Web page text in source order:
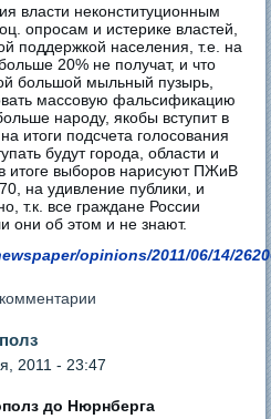
власти неконституционным
опросам и истерике властей,
поддержкой населения, т.е. на
20% не получат, и что
большой мыльный пузырь,
массовую фальсификацию
народу, якобы вступит в
итоги подсчета голосования
будут города, области и
выборов нарисуют ПЖиВ
на удивление публики, и
т.к. все граждане России
они об этом и не знают.
opinions/2011/06/14/
комментарии
2011 - 23:47
до Нюрнберга